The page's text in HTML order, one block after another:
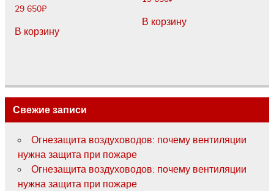
29 650₽
В корзину
В корзину
Свежие записи
Огнезащита воздуховодов: почему вентиляции
нужна защита при пожаре
Огнезащита воздуховодов: почему вентиляции
нужна защита при пожаре